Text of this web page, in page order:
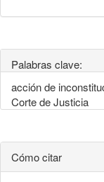
Palabras clave:
acción de
Corte de Justicia
Cómo citar